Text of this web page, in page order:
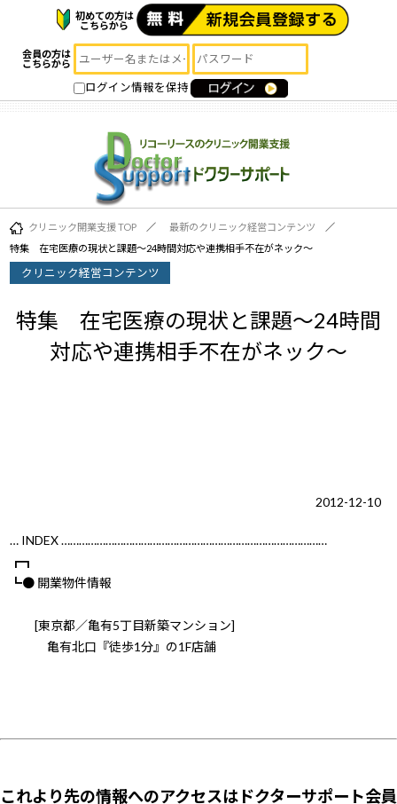
初めての方は
こちらから
会員の方は
こちらから
ログイン情報を保持
クリニック開業支援 TOP
最新のクリニック経営コンテンツ
特集 在宅医療の現状と課題～24時間対応や連携相手不在がネック～
クリニック経営コンテンツ
特集 在宅医療の現状と課題～24時間
対応や連携相手不在がネック～
2012-12-10
… INDEX ………………………………………………………………………………
┏┓
┗● 開業物件情報
[東京都／亀有5丁目新築マンション]
亀有北口『徒歩1分』の1F店舗
これより先の情報へのアクセスはドクターサポート会員